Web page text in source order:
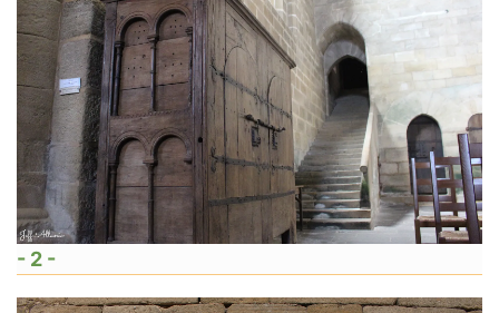
- 2 -